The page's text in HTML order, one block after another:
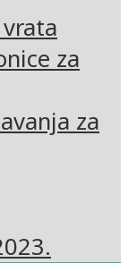
za
za